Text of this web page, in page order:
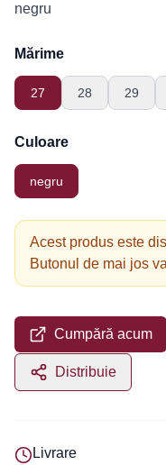
negru
Mărime
27 28 29
Culoare
negru
Acest produs este
Butonul de mai jos
Cumpără acum
Distribuie
Livrare